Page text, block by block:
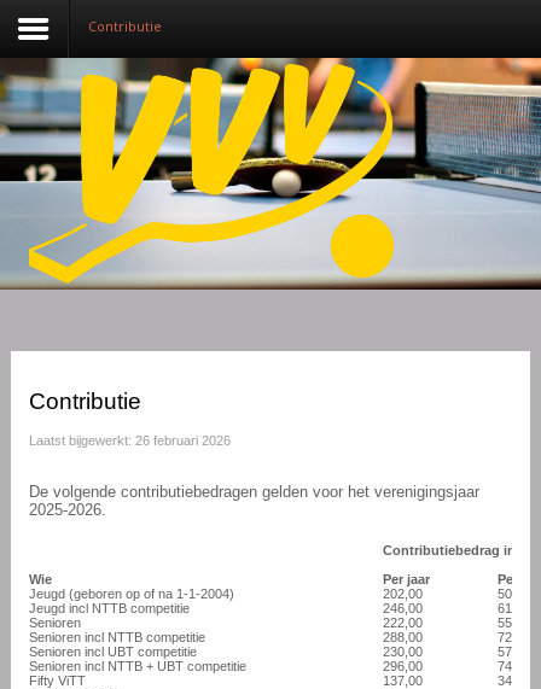
Nieuws
Over VVV
Lidmaatschap
Competitie
Sponsoring
Media
Contributie
Contributie
Laatst bijgewerkt: 26 februari 2026
De volgende contributiebedragen gelden voor het verenigingsjaar
2025-2026.
Contributiebedrag in
Wie
Per jaar
Per
Jeugd (geboren op of na 1-1-2004)
202,00
50,50
Jeugd incl NTTB competitie
246,00
61,50
Senioren
222,00
55,50
Senioren incl NTTB competitie
288,00
72,00
Senioren incl UBT competitie
230,00
57,50
Senioren incl NTTB + UBT competitie
296,00
74,00
Fifty ViTT
137,00
34,25